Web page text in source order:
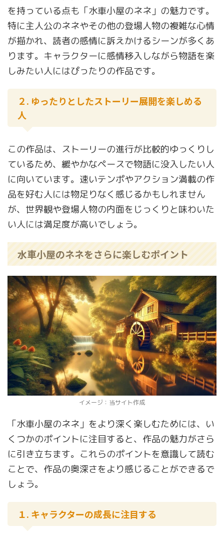
を持っている点も「水車小屋のネネ」の魅力です。
特に主人公のネネやその他の登場人物の複雑な心情
が描かれ、読者の感情に訴えかけるシーンが多くあ
ります。キャラクターに感情移入しながら物語を楽
しみたい人にはぴったりの作品です。
２. ゆったりとしたストーリー展開を楽しめる
人
この作品は、ストーリーの進行が比較的ゆっくりし
ているため、緩やかなペースで物語に没入したい人
に向いています。速いテンポやアクション満載の作
品を好む人には物足りなく感じるかもしれません
が、世界観や登場人物の内面をじっくりと味わいた
い人には満足度が高いでしょう。
水車小屋のネネをさらに楽しむポイント
イメージ：当サイト作成
「水車小屋のネネ」をより深く楽しむためには、い
くつかのポイントに注目すると、作品の魅力がさら
に引き立ちます。これらのポイントを意識して読む
ことで、作品の奥深さをより感じることができるで
しょう。
１. キャラクターの成長に注目する